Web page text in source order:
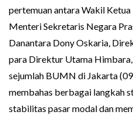
pertemuan antara Wakil Ketua
Menteri Sekretaris Negara
Danantara Dony Oskaria,
para Direktur Utama
sejumlah BUMN di Jakarta
membahas berbagai langkah
stabilitas pasar modal dan